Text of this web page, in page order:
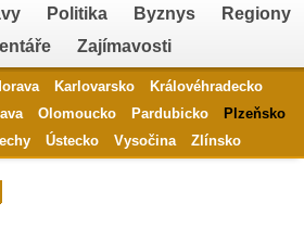
Politika Byznys
Regiony
Zajímavosti
Karlovarsko
Královéhradecko
Olomoucko Pardubicko
Plzeňsko
Ústecko Vysočina Zlínsko